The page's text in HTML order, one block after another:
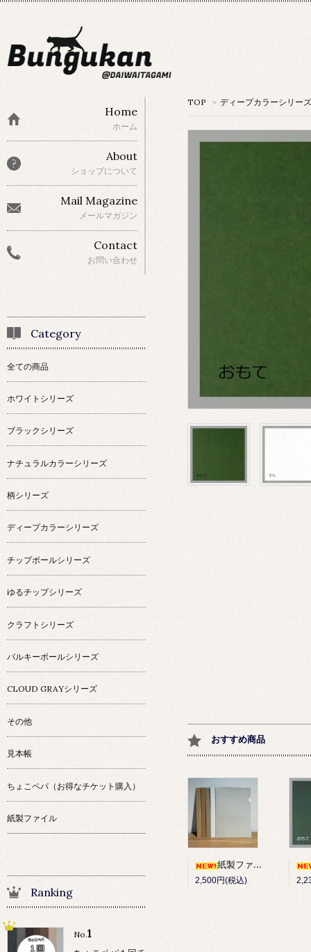
TOP > ディープカラーシリーズ
おすすめ商品
紙製ファイル 10枚セット
2,500円(税込)
Home
ホーム
About
ショップについて
Mail Magazine
メールマガジン
Contact
お問い合わせ
Category
全ての商品
ホワイトシリーズ
ブラックシリーズ
ナチュラルカラーシリーズ
柄シリーズ
ディープカラーシリーズ
チップボールシリーズ
ゆるチップシリーズ
クラフトシリーズ
バルキーボールシリーズ
CLOUD GRAYシリーズ
その他
見本帳
ちょこペパ（お得なチケット購入）
紙製ファイル
Ranking
No.1